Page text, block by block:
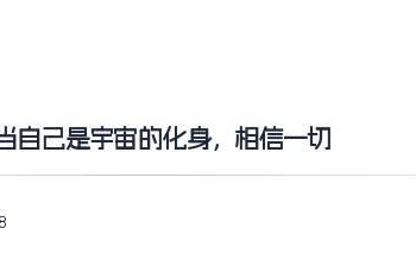
自己是宇宙的化身，相信一切